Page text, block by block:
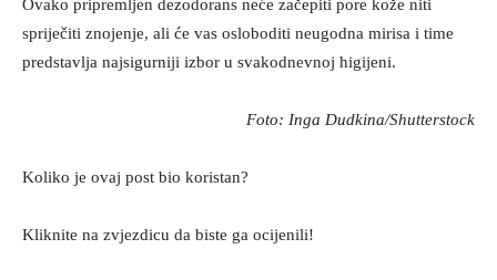
Ovako pripremljen dezodorans neće začepiti pore kože niti
spriječiti znojenje, ali će vas osloboditi neugodna mirisa i time
predstavlja najsigurniji izbor u svakodnevnoj higijeni.
Foto: Inga Dudkina/Shutterstock
Koliko je ovaj post bio koristan?
Kliknite na zvjezdicu da biste ga ocijenili!